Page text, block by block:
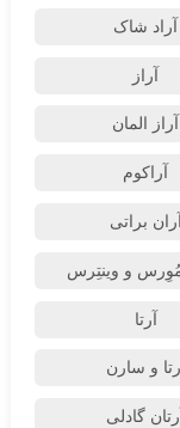
آراد شاک
آراز
آراز المان
آراکوم
آران براتی
مُوِرس و وینتِرس
آرتا
آرتا و سارن
آرتان گادلی